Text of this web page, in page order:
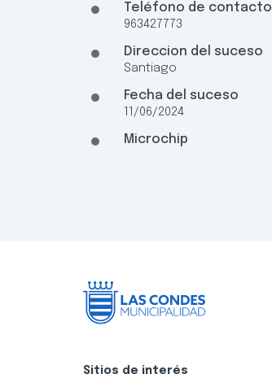
Teléfono de contacto
963427773
Direccion del suceso
Santiago
Fecha del suceso
11/06/2024
Microchip
Sitios de interés